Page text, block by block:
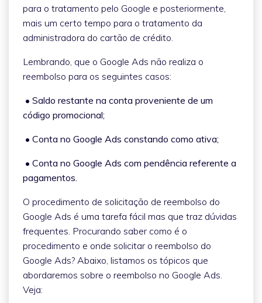
para o tratamento pelo Google e posteriormente,
mais um certo tempo para o tratamento da
administradora do cartão de crédito.
Lembrando, que o Google Ads não realiza o
reembolso para os seguintes casos:
• Saldo restante na conta proveniente de um
código promocional;
• Conta no Google Ads constando como ativa;
• Conta no Google Ads com pendência referente a
pagamentos.
O procedimento de solicitação de reembolso do
Google Ads é uma tarefa fácil mas que traz dúvidas
frequentes. Procurando saber como é o
procedimento e onde solicitar o reembolso do
Google Ads? Abaixo, listamos os tópicos que
abordaremos sobre o reembolso no Google Ads.
Veja: